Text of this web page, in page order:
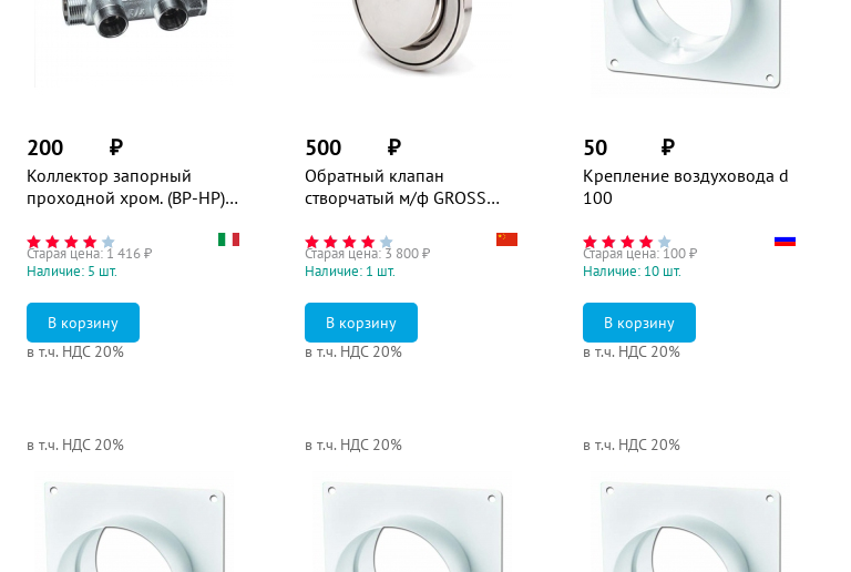
Коллектор запорный
проходной хром. (ВР-НР)
резьба), MULTIFAR
200 ₽
Старая цена:1 416₽
в т.ч. НДС 20%
Наличие: 5 шт.
Обратный клапан
створчатый м/ф GROSS
500 ₽
Старая цена:3 800₽
в т.ч. НДС 20%
Наличие: 1 шт.
Крепление воздуховода d
100
50 ₽
Старая цена:100₽
в т.ч. НДС 20%
Наличие: 10 шт.
в т.ч. НДС 20% в т.ч. НДС 20% в т.ч. НДС 20%